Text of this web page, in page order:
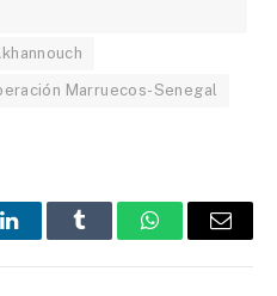
Marruecos-Senegal
LinkedInTumblr WhatsAppEmail